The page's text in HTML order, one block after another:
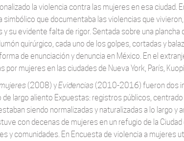
la violencia contra las mujeres en esa ciudad.
simbólico que documentaba las violencias que
su evidente falta de rigor. Sentada sobre una
quirúrgico, cada uno de los golpes, cortadas y
de enunciación y denuncia en México. En el
por mujeres en las ciudades de Nueva York, París,
(2008) yEvidencias (2010-2016) fueron dos
largo aliento Expuestas: registros públicos,
siendo normalizadas y naturalizadas a lo largo y
con decenas de mujeres en un refugio de la
y comunidades. En Encuesta de violencia a mujeres